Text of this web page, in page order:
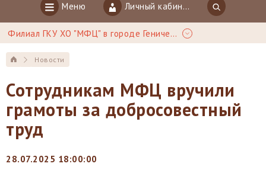
Меню Личный кабинет
Филиал ГКУ ХО "МФЦ" в городе Геническ
Новости
Сотрудникам МФЦ вручили
грамоты за добросовестный
труд
28.07.2025 18:00:00